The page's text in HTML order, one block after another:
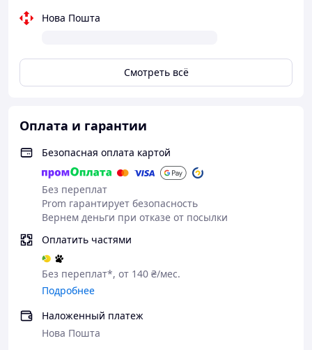
на месте во время тренировки.
Шумоподавление звонка ENC.Интеллектуальное
Водонепроницаемый дизайн.
технология обеспечивает
гидроизоляцию IPX5 без ущерба для качества
звука.
Качество звука HiFi.Композитная диафрагма со
сбалансированной трехчастотной настройкой
звуков, четкими высокими частотами,
детализированным средним диапазоном,
глубокими и богатыми басами,
сбалансированным трехчастотным звуковым
полем.
Bluetooth 5.4Стабильное и быстрое соединение
даже в средах с сильными магнитными
помехами, низкая задержка.
Нова Пошта
Смотреть всё
Оплата и гарантии
Безопасная оплата картой
Без переплат
Prom гарантирует безопасность
Вернем деньги при отказе от посылки
Оплатить частями
Без переплат*, от 140 ₴/мес.
Подробнее
Наложенный платеж
Нова Пошта